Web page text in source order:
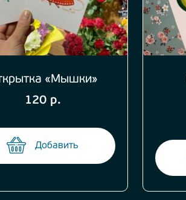
«Мышки»
120 р.
Добавить